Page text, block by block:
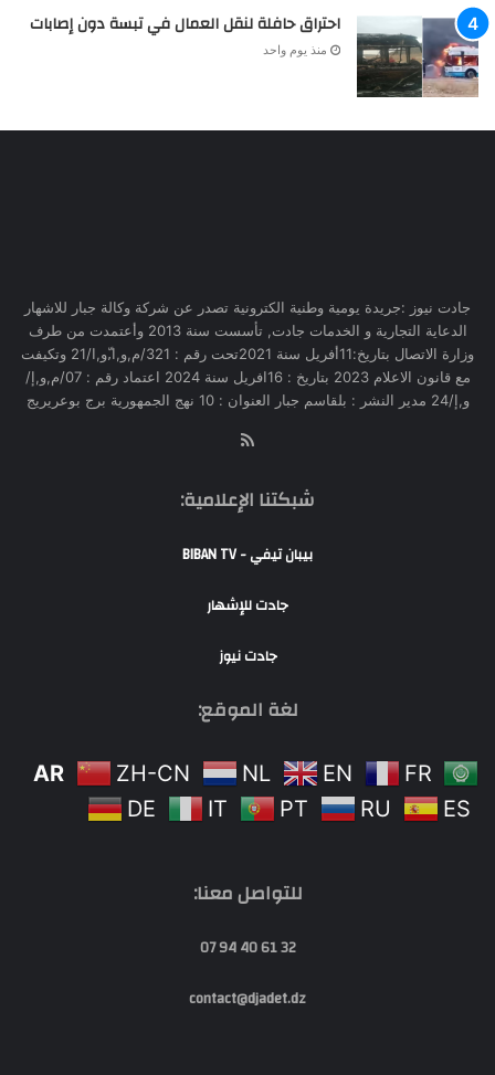
احتراق حافلة لنقل العمال في تبسة دون إصابات
منذ يوم واحد
جادت نيوز :جريدة يومية وطنية الكترونية تصدر عن شركة وكالة جبار للاشهار
الدعاية التجارية و الخدمات جادت, تأسست سنة 2013 وأعتمدت من طرف
وزارة الاتصال بتاريخ:11أفريل سنة 2021تحت رقم : 321/م,و,ا,ّو,ا/21 وتكيفت
مع قانون الاعلام 2023 بتاريخ : 16افريل سنة 2024 اعتماد رقم : 07/م,و,إ/
و,إ/24 مدير النشر : بلقاسم جبار العنوان : 10 نهج الجمهورية برج بوعريريج
شبكتنا الإعلامية:
بيبان تيفي - BIBAN TV
جادت للإشهار
جادت نيوز
لغة الموقع:
AR ZH-CN NL EN
FR
DE
IT PT RU ES
للتواصل معنا:
32 61 40 94 07
contact@djadet.dz